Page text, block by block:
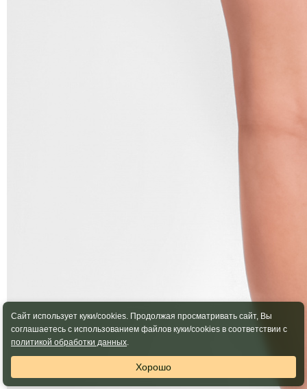
Сайт использует куки/cookies. Продолжая просматривать сайт, Вы
соглашаетесь с использованием файлов куки/cookies в соответствии с
политикой обработки данных.
Хорошо